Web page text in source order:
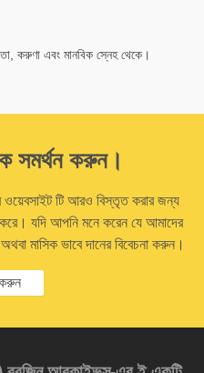
করুণা এবং মানবিক স্নেহ থেকে।
সমর্থন করুন।
ওয়েবসাইট টি আরও বিস্তৃত করার জন্য
যদি আপনি মনে করেন যে আমাদের
মাসিক ভাবে দানের বিবেচনা করুন।